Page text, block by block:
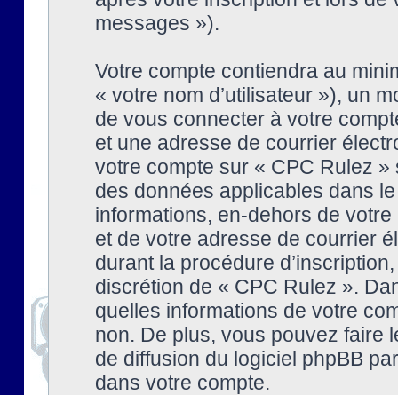
messages »).
Votre compte contiendra au
« votre nom d’utilisateur »), un
de vous connecter à votre
et une adresse de courrier
votre compte sur « CPC Rulez
des données applicables dans
informations, en-dehors de
et de votre adresse de courrier
durant la procédure
discrétion de « CPC Rulez ».
quelles informations de votre
non. De plus, vous pouvez faire
de diffusion du logiciel phpBB
dans votre compte.